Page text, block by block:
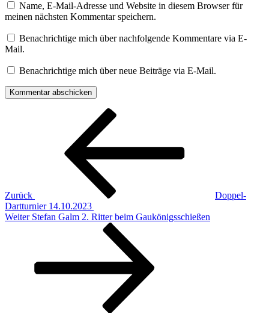
Name, E-Mail-Adresse und Website in diesem Browser für
meinen nächsten Kommentar speichern.
Benachrichtige mich über nachfolgende Kommentare via E-
Mail.
Benachrichtige mich über neue Beiträge via E-Mail.
Beitragsnavigation
Zurück
Doppel-
Dartturnier 14.10.2023
Nächster
Weiter Stefan Galm 2. Ritter beim Gaukönigsschießen